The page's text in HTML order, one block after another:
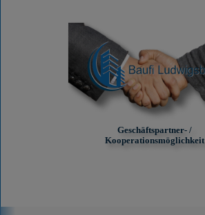
Geschäftspartner- /
Kooperationsmöglichkeit